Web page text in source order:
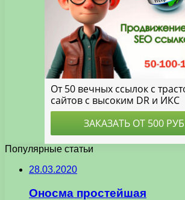
Популярные статьи
28.03.2020
Оносма простейшая